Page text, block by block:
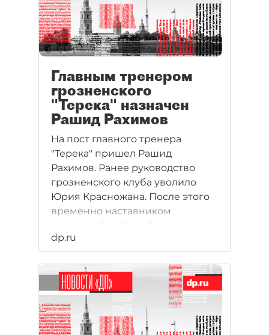
Главным тренером
грозненского
"Терека" назначен
Рашид Рахимов
На пост главного тренера
"Терека" пришел Рашид
Рахимов. Ранее руководство
грозненского клуба уволило
Юрия Красножана. После этого
временно наставником
dp.ru